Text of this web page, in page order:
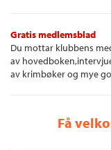
Gratis medlemsblad
Du mottar klubbens
av
av krimbøker og mye
Få